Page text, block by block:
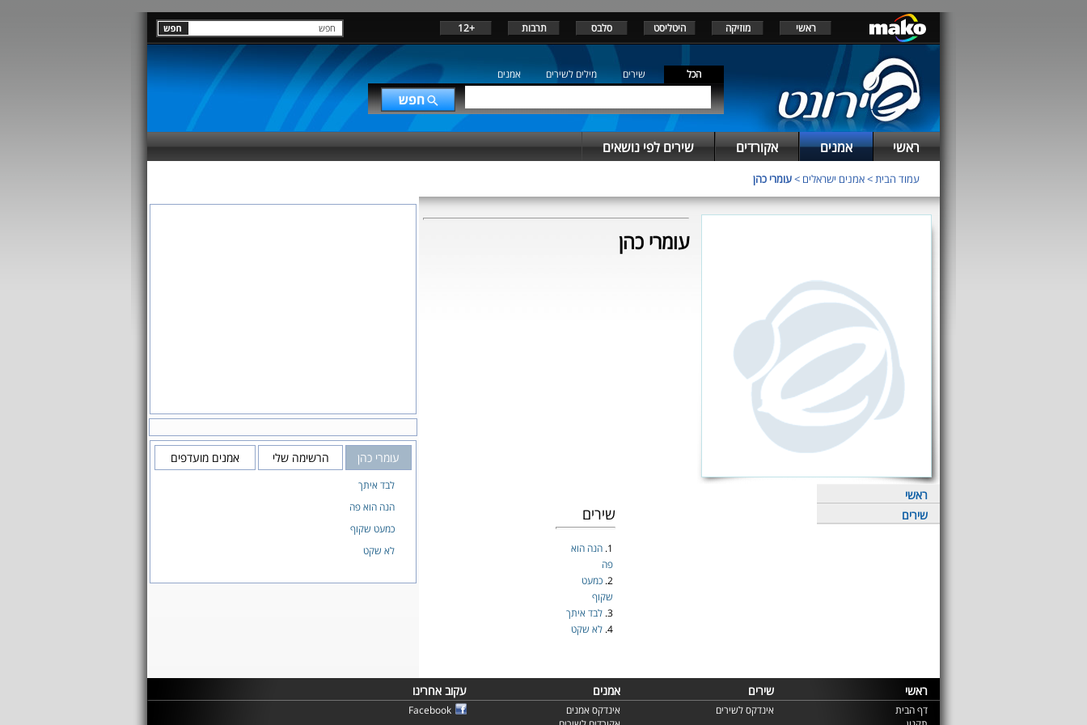
ראשי מוזיקה היטליסט סלבס תרבות +12
הכל שירים מילים לשירים אמנים
ראשי אמנים אקורדים שירים לפי נושאים
עמוד הבית>אמנים ישראלים >עומרי כהן
עומרי כהן
ראשי
שירים
שירים
1. הנה הוא
פה
2. כמעט
שקוף
3. לבד איתך
4. לא שקט
עומרי כהן הרשימה שלי אמנים מועדפים
לבד איתך
הנה הוא פה
כמעט שקוף
לא שקט
ראשי שירים אמנים עקוב אחרינו
דף הבית
אינדקס לשירים
אינדקס אמנים
Facebook